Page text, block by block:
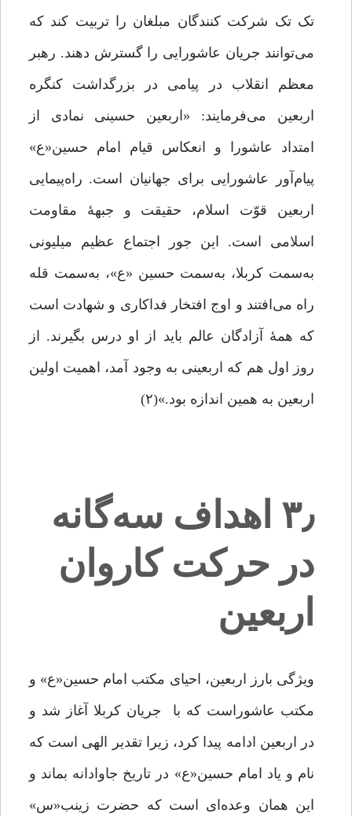
تک تک شرکت کنندگان مبلغان را تربیت کند که
می‌توانند جریان عاشورایی را گسترش دهند. رهبر
معظم انقلاب در پیامی در بزرگداشت کنگره
اربعین می‌فرمایند: «اربعین حسینی نمادی از
امتداد عاشورا و انعکاس قیام امام حسین«ع»
پیام‌آور عاشورایی برای جهانیان است. راه‌پیمایی
اربعین قوّت اسلام، حقیقت و جبهۀ مقاومت
اسلامی است. این‌‌ جور اجتماع عظیم میلیونی
به‌سمت کربلا، به‌سمت حسین «ع»، به‌سمت قله
راه می‌افتند و اوج افتخار فداکاری و شهادت است
که همۀ آزادگان عالم باید از او درس بگیرند. از
روز اول هم که اربعینی به وجود آمد، اهمیت اولین
اربعین به همین اندازه بود.»(۲)
۳٫ اهداف سه‌گانه
در حرکت کاروان
اربعین
ویژگی بارز اربعین، احیای مکتب امام حسین«ع» و
مکتب عاشوراست که با جریان کربلا آغاز شد و
در اربعین ادامه پیدا کرد، زیرا تقدیر الهی است که
نام و یاد امام حسین«ع» در تاریخ جاوادانه بماند و
این همان وعده‌ای است که حضرت زینب«س»